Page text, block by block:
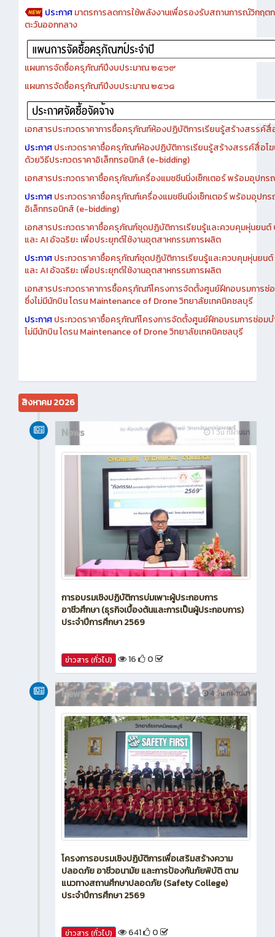
ประกาศผลการคัดเลือกนักเรียนเพื่อรับทุนกองทุนเพื่อความเสมอ
ประกาศมาตรการลดการใช้พลังงานเพื่อรองรับสถานการณ์วิกฤ
ตะวันออกกลาง
แผนการจัดซื้อครุภัณฑ์ปีงบประมาณ ๒๕๖๙
แผนการจัดซื้อครุภัณฑ์ปีงบประมาณ ๒๕๖๘
เอกสารประกวดราคาการซื้อครุภัณฑ์ห้องปฏิบัติการเรียนรู้สร้างสรรค์
ประกาศ ประกวดราคาซื้อครุภัณฑ์ห้องปฏิบัติการเรียนรู้สร้างสรรค์สื่อโ
ด้วยวิธีประกวดราคาอิเล็กทรอนิกส์ (e-bidding)
เอกสารประกวดราคาซื้อครุภัณฑ์เครื่องแมชชีนนิ่งเซ็กเตอร์ พร้อมอุปก
ประกาศประกวดราคาซื้อครุภัณฑ์เครื่องแมชชีนนิ่งเซ็กเตอร์ พร้อมอุปก
อิเล็กทรอนิกส์ (e-bidding)
เอกสารประกวดราคาซื้อครุภัณฑ์ชุดปฏิบัติการเรียนรู้และควบคุมหุ่นยน
และ AI อัจฉริยะ เพื่อประยุกต์ใช้งานอุตสาหกรรมการผลิต
ประกาศประกวดราคาซื้อครุภัณฑ์ชุดปฏิบัติการเรียนรู้และควบคุมหุ่นยน
และ AI อัจฉริยะ เพื่อประยุกต์ใช้งานอุตสาหกรรมการผลิต
เอกสารประกวดราคาการซื้อครุภัณฑ์โครงการจัดตั้งศูนย์ฝึกอบรมการซ่
ซึ่งไม่มีนักบิน โดรน Maintenance of Drone วิทยาลัยเทคนิคชลบุรี
ประกาศประกวดราคาซื้อครุภัณฑ์โครงการจัดตั้งศูนย์ฝึกอบรมการซ่อมบ
สิงหาคม 2026
1 วัน ที่ผ่านมา
News
การอบรมเชิงปฏิบัติการบ่มเพาะผู้ประกอบการ
อาชีวศึกษา (ธุรกิจเบื้องต้นและการเป็นผู้ประกอบการ)
16 0
News
โครงการอบรมเชิงปฏิบัติการเพื่อเสริมสร้างความ
ปลอดภัย อาชีวอนามัย และการป้องกันภัยพิบัติ ตาม
แนวทางสถานศึกษาปลอดภัย (Safety College)